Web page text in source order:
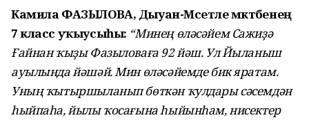
Камила ФАЗЫЛОВА, Дыуан-Мәсетле мәктәбенең
7 класс уҡыусыһы: “Минең өләсәйем Сажиҙә
Ғайнан ҡыҙы Фазыловаға 92 йәш. Ул Йыланыш
ауылында йәшәй. Мин өләсәйемде бик яратам.
Уның ҡытыршыланып бөткән ҡулдары сәсемдән
һыйпаһа, йылы ҡосағына һыйынһам, нисектер